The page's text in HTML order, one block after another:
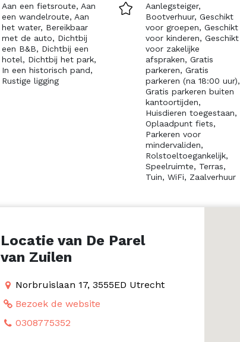
Aan een fietsroute, Aan
een wandelroute, Aan
het water, Bereikbaar
met de auto, Dichtbij
een B&B, Dichtbij een
hotel, Dichtbij het park,
In een historisch pand,
Rustige ligging
Aanlegsteiger,
Bootverhuur,Geschikt
voor groepen,Geschikt
voor kinderen,Geschikt
voor zakelijke
afspraken,Gratis
parkeren,Gratis
parkeren (na 18:00 uur),
Gratis parkeren buiten
kantoortijden,
Huisdieren toegestaan,
Oplaadpunt fiets,
Parkeren voor
mindervaliden,
Rolstoeltoegankelijk,
Speelruimte, Terras,
Tuin,WiFi, Zaalverhuur
Locatie van De Parel
van Zuilen
Norbruislaan 17, 3555ED Utrecht
Bezoek de website
0308775352